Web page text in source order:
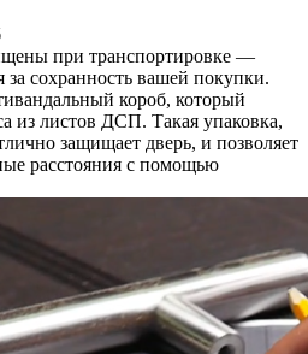
при транспортировке —
за сохранность вашей покупки.
короб, который
из листов ДСП. Такая упаковка,
защищает дверь, и позволяет
расстояния с помощью